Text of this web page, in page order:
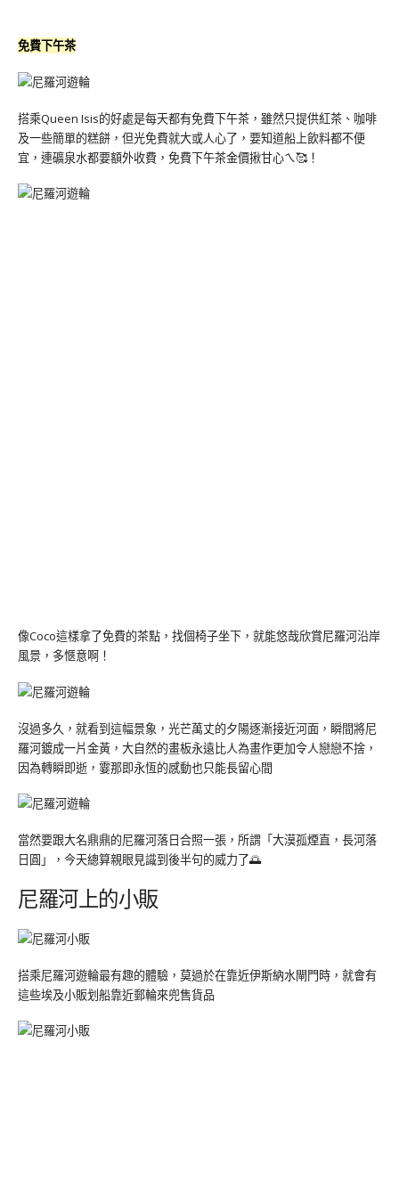
免費下午茶
搭乘Queen Isis的好處是每天都有免費下午茶，雖然只提供紅茶、咖啡
及一些簡單的糕餅，但光免費就大或人心了，要知道船上飲料都不便
宜，連礦泉水都要額外收費，免費下午茶金價揪甘心ㄟ🥰！
像Coco這樣拿了免費的茶點，找個椅子坐下，就能悠哉欣賞尼羅河沿岸
風景，多愜意啊！
沒過多久，就看到這幅景象，光芒萬丈的夕陽逐漸接近河面，瞬間將尼
羅河鍍成一片金黃，大自然的畫板永遠比人為畫作更加令人戀戀不捨，
因為轉瞬即逝，霎那即永恆的感動也只能長留心間
當然要跟大名鼎鼎的尼羅河落日合照一張，所謂「大漠孤煙直，長河落
日圓」，今天總算親眼見識到後半句的威力了🌅
尼羅河上的小販
搭乘尼羅河遊輪最有趣的體驗，莫過於在靠近伊斯納水閘門時，就會有
這些埃及小販划船靠近郵輪來兜售貨品